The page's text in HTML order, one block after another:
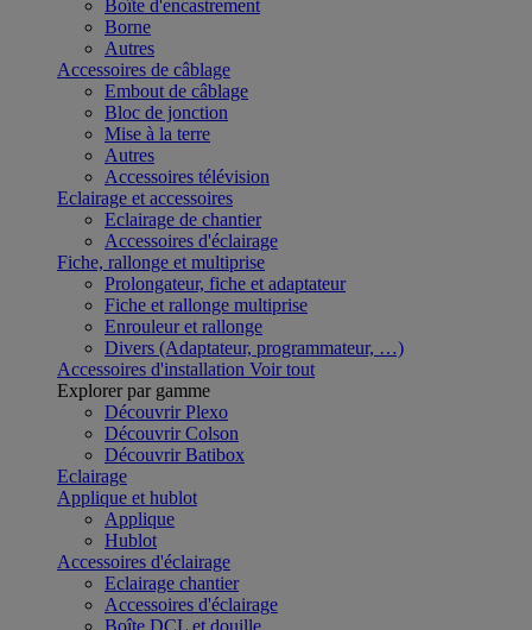
Boîte d'encastrement
Borne
Autres
Accessoires de câblage
Embout de câblage
Bloc de jonction
Mise à la terre
Autres
Accessoires télévision
Eclairage et accessoires
Eclairage de chantier
Accessoires d'éclairage
Fiche, rallonge et multiprise
Prolongateur, fiche et adaptateur
Fiche et rallonge multiprise
Enrouleur et rallonge
Divers (Adaptateur, programmateur, …)
Accessoires d'installation Voir tout
Explorer par gamme
Découvrir Plexo
Découvrir Colson
Découvrir Batibox
Eclairage
Applique et hublot
Applique
Hublot
Accessoires d'éclairage
Eclairage chantier
Accessoires d'éclairage
Boîte DCL et douille